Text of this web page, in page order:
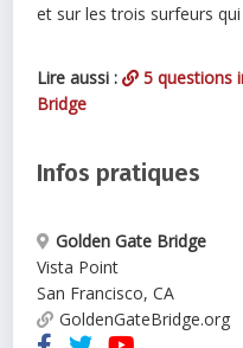
et sur les trois surfeurs
Lire aussi :
5 questions
Bridge
Infos pratiques
Golden Gate Bridge
Vista Point
San Francisco, CA
GoldenGateBridge.org